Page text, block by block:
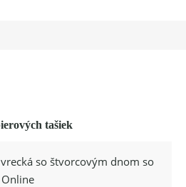
tašiek
so štvorcovým dnom so